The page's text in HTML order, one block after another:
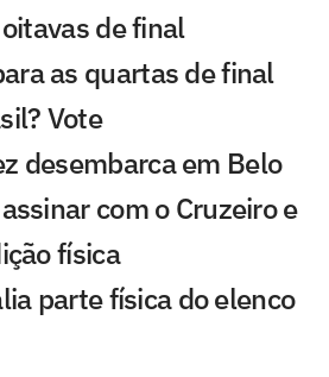
de final
as quartas de final
Vote
desembarca em Belo
com o Cruzeiro e
física
parte física do elenco